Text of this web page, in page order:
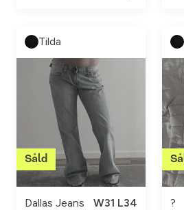
Tilda
Dallas Jeans W31 L34 ?